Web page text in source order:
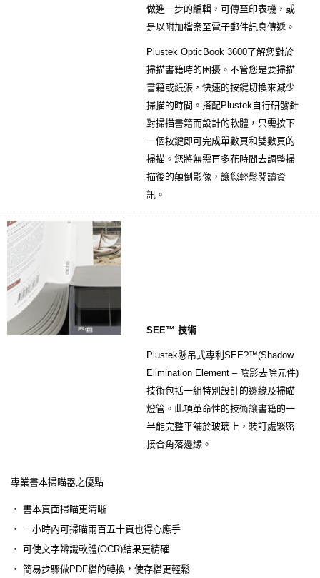
做進一步的編輯，可傳至印表機，或
是以附加檔案至電子郵件訊息傳遞。
Plustek OpticBook 3600了解您對於
掃描書籍時的困擾。不管您是要掃描
書籍或紙張，快速的按鍵切換來減少
掃描的時間。搭配Plustek自行研發針
對掃描書籍而設計的軟體，只需按下
一個按鍵即可完成單數頁和雙數頁的
掃描。您將無需再多花時間去調整掃
描後的顛倒影像，讓您輕鬆閱讀資
訊。
SEE™ 技術
Plustek懸吊式專利SEE?™(Shadow
Elimination Element – 陰影去除元件)
技術包括一組特別設計的邊緣及掃瞄
燈管。此項革命性的技術讓書籍的一
半能完整平舖於玻璃上，裝訂處緊密
接合角落邊緣。
專業書本掃瞄器之優點
‧ 書本頁面掃瞄更清晰
‧ 一小時內可掃瞄兩百五十頁也得心應手
‧ 可使文字辨識軟體(OCR)結果更精確
‧ 簡易步驟做PDF檔的轉換，使存檔更輕鬆